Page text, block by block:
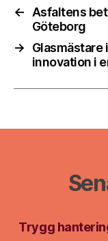
← Asfaltens
Göteborg
→
Glasmästare
innovation i
Trygg